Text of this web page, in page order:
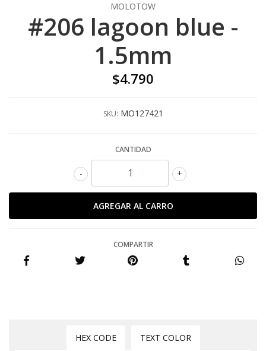
MOLOTOW
#206 lagoon blue -
1.5mm
$4.790
SKU: MO127421
CANTIDAD
+
-
COMPARTIR
HEX CODE TEXT COLOR